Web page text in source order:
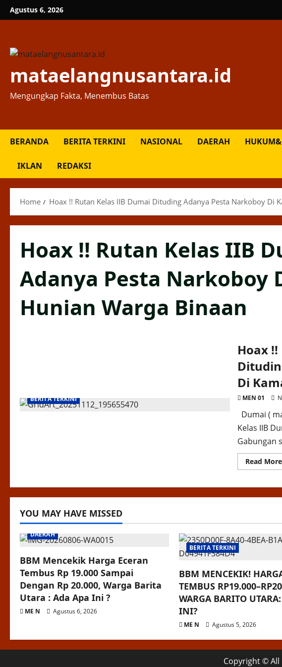
Skip
to
Agustus 6, 2026
mataelangnusantara.id
Mengungkap Fakta, Menembus Batas
BERANDA BERITA TERKINI NASIONAL DAERAH
IKLAN REDAKSI
Home Hoax !! Rutan Kelas IIB Dumai Dituding Adanya Pesta Narkoboy Di
Hoax !! Rutan Kelas IIB
Adanya Pesta Narkoboy
Hunian Warga Binaan
BERITA TERKINI
Hoax
Di
MEN 01
Dumai (
Kelas IIB
Gabungan
Read More
YOU MAY HAVE MISSED
DAERAH
BBM Mencekik Harga Eceran
Tembus Rp 19.000 Sampai
Dengan Rp 20.000, Warga Barita
Utara : Ada Apa Ini ?
ME N Agustus 6, 2026
BERITA TERKINI
BBM MENCEKIK!
TEMBUS
WARGA BARITO
INI?
ME N Agustus 5, 2026
Copyright ©